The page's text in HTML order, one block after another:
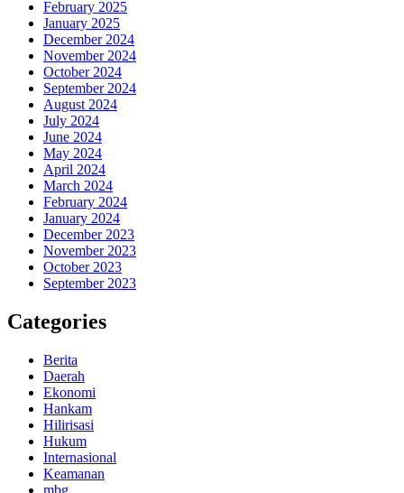
February 2025
January 2025
December 2024
November 2024
October 2024
September 2024
August 2024
July 2024
June 2024
May 2024
April 2024
March 2024
February 2024
January 2024
December 2023
November 2023
October 2023
September 2023
Categories
Berita
Daerah
Ekonomi
Hankam
Hilirisasi
Hukum
Internasional
Keamanan
mbg